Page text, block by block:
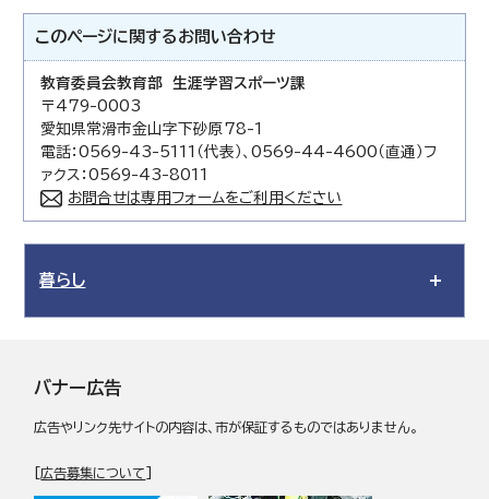
このページに関する お問い合わせ
教育委員会教育部 生涯学習スポーツ課
〒479-0003
愛知県常滑市金山字下砂原78-1
電話：0569-43-5111（代表）、0569-44-4600（直通）フ
ァクス：0569-43-8011
お問合せは専用フォームをご利用ください
暮らし
バナー広告
広告やリンク先サイトの内容は、市が保証するものではありません。
[広告募集について